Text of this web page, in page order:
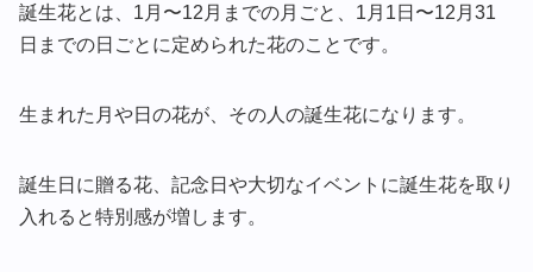
誕生花とは、1月〜12月までの月ごと、1月1日〜12月31
日までの日ごとに定められた花のことです。
生まれた月や日の花が、その人の誕生花になります。
誕生日に贈る花、記念日や大切なイベントに誕生花を取り
入れると特別感が増します。